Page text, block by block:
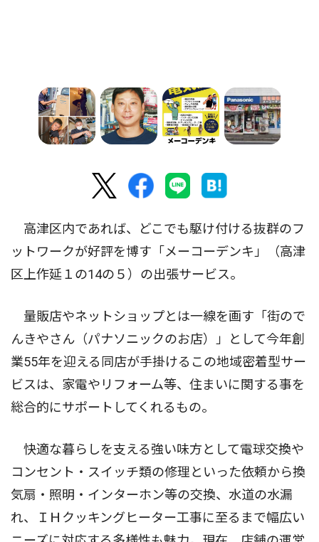
高津区内であれば、どこでも駆け付ける抜群のフ
ットワークが好評を博す「メーコーデンキ」（高津
区上作延１の14の５）の出張サービス。
量販店やネットショップとは一線を画す「街ので
んきやさん（パナソニックのお店）」として今年創
業55年を迎える同店が手掛けるこの地域密着型サー
ビスは、家電やリフォーム等、住まいに関する事を
総合的にサポートしてくれるもの。
快適な暮らしを支える強い味方として電球交換や
コンセント・スイッチ類の修理といった依頼から換
気扇・照明・インターホン等の交換、水道の水漏
れ、ＩＨクッキングヒーター工事に至るまで幅広い